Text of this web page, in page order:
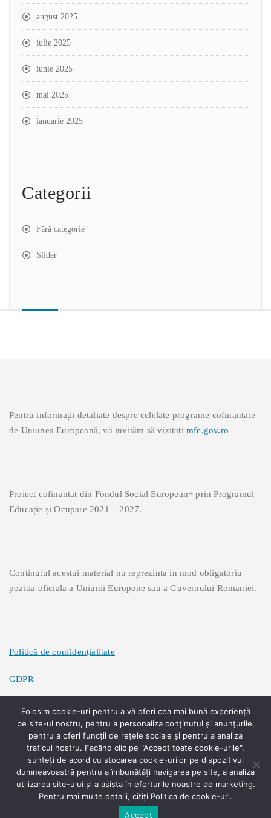
august 2025
iulie 2025
iunie 2025
mai 2025
ianuarie 2025
Categorii
Fără categorie
Slider
Pentru informații detaliate despre celelate programe cofinanțate
de Uniunea Europeană, vă invităm să vizitați mfe.gov.ro
Proiect cofinantat din Fondul Social European+ prin Programul
Educație și Ocupare 2021 – 2027.
Continutul acestui material nu reprezinta in mod obligatoriu
pozitia oficiala a Uniunii Europene sau a Guvernului Romaniei.
Politică de confidențialitate
GDPR
Politică de cookies
| Theme: Shk Corporate by Webriti
Folosim cookie-uri pentru a vă oferi cea mai bună experiență
pe site-ul nostru, pentru a personaliza conținutul și anunțurile,
pentru a oferi funcții de rețele sociale și pentru a analiza
traficul nostru. Facând clic pe "Accept toate cookie-urile",
sunteți de acord cu stocarea cookie-urilor pe dispozitivul
dumneavoastră pentru a îmbunătăți navigarea pe site, a analiza
utilizarea site-ului și a asista în eforturile noastre de marketing.
Pentru mai multe detalii, citiți Politica de cookie-uri.
Accept